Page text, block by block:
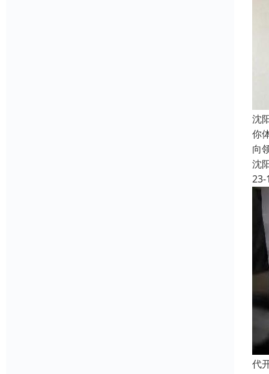
沈
你
向
沈
23-
代